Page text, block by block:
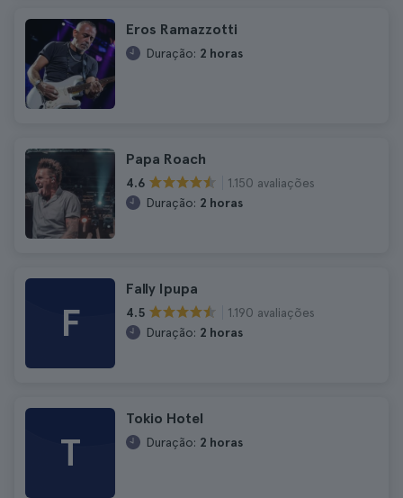
Eros Ramazzotti
Duração: 2 horas
Papa Roach
4.6
1.150 avaliações
Duração: 2 horas
F
Fally Ipupa
4.5
1.190 avaliações
Duração: 2 horas
T
Tokio Hotel
Duração: 2 horas